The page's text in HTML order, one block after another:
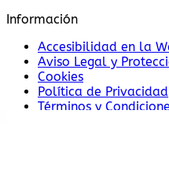
Información
Accesibilidad en la
Aviso Legal y
Cookies
Política de Privacidad
Términos y